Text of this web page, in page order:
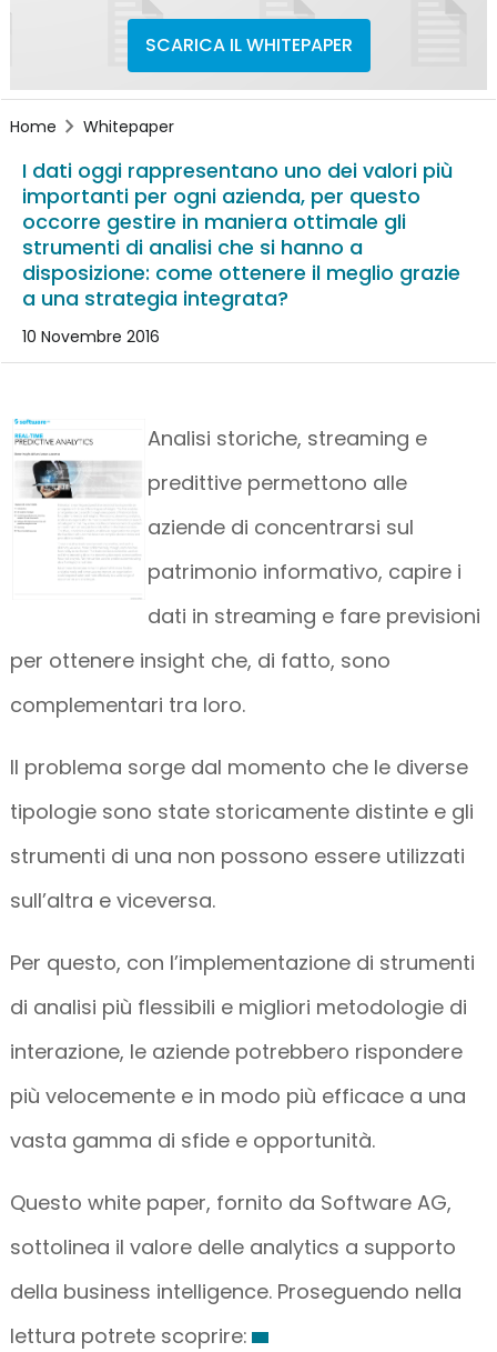
SCARICA IL WHITEPAPER
Home Whitepaper
I dati oggi rappresentano uno dei valori più
importanti per ogni azienda, per questo
occorre gestire in maniera ottimale gli
strumenti di analisi che si hanno a
disposizione: come ottenere il meglio grazie
a una strategia integrata?
10 Novembre 2016
Analisi storiche, streaming e
predittive permettono alle
aziende di concentrarsi sul
patrimonio informativo, capire i
dati in streaming e fare previsioni
per ottenere insight che, di fatto, sono
complementari tra loro.
Il problema sorge dal momento che le diverse
tipologie sono state storicamente distinte e gli
strumenti di una non possono essere utilizzati
sull’altra e viceversa.
Per questo, con l’implementazione di strumenti
di analisi più flessibili e migliori metodologie di
interazione, le aziende potrebbero rispondere
più velocemente e in modo più efficace a una
vasta gamma di sfide e opportunità.
Questo white paper, fornito da Software AG,
sottolinea il valore delle analytics a supporto
della business intelligence. Proseguendo nella
lettura potrete scoprire: